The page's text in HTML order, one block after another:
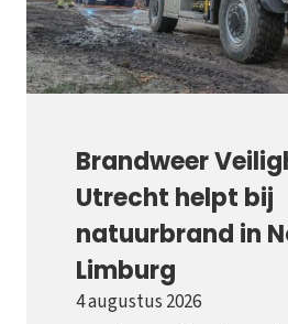
Brandweer
Utrecht helpt bij
natuurbrand in
Limburg
4 augustus 2026